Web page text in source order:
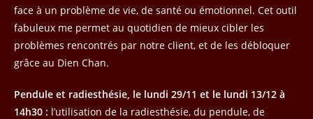
face à un problème de vie, de santé ou émotionnel. Cet outil
fabuleux me permet au quotidien de mieux cibler les
problèmes rencontrés par notre client, et de les débloquer
grâce au Dien Chan.
Pendule et radiesthésie, le lundi 29/11 et le lundi 13/12 à
14h30 : l’utilisation de la radiesthésie, du pendule, de